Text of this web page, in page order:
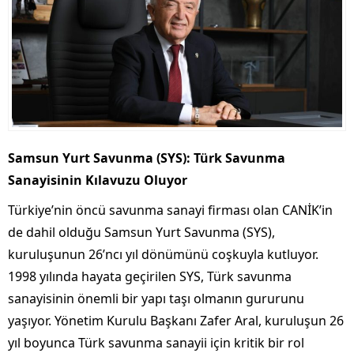
Samsun Yurt Savunma (SYS): Türk Savunma
Sanayisinin Kılavuzu Oluyor
Türkiye’nin öncü savunma sanayi firması olan CANİK’in
de dahil olduğu Samsun Yurt Savunma (SYS),
kuruluşunun 26’ncı yıl dönümünü coşkuyla kutluyor.
1998 yılında hayata geçirilen SYS, Türk savunma
sanayisinin önemli bir yapı taşı olmanın gururunu
yaşıyor. Yönetim Kurulu Başkanı Zafer Aral, kuruluşun 26
yıl boyunca Türk savunma sanayii için kritik bir rol